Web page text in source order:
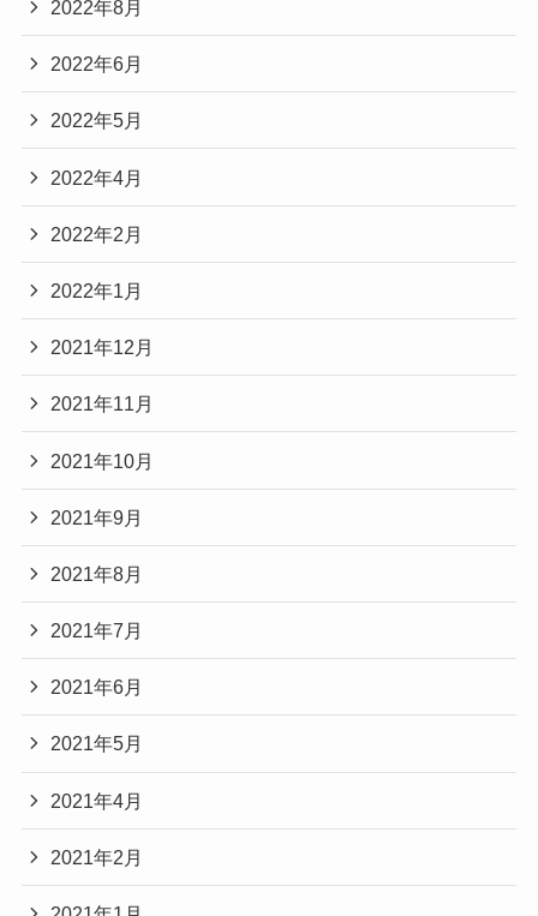
2022年8月
2022年6月
2022年5月
2022年4月
2022年2月
2022年1月
2021年12月
2021年11月
2021年10月
2021年9月
2021年8月
2021年7月
2021年6月
2021年5月
2021年4月
2021年2月